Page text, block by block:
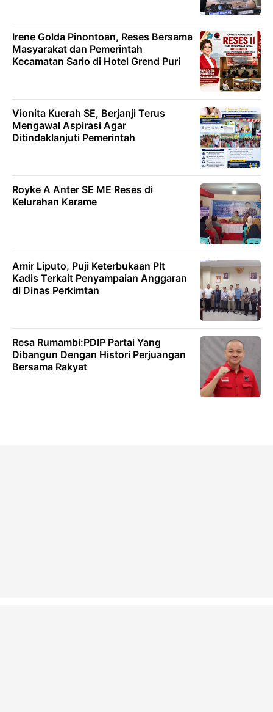
Irene Golda Pinontoan, Reses Bersama
Masyarakat dan Pemerintah
Kecamatan Sario di Hotel Grend Puri
Vionita Kuerah SE, Berjanji Terus
Mengawal Aspirasi Agar
Ditindaklanjuti Pemerintah
Royke A Anter SE ME Reses di
Kelurahan Karame
Amir Liputo, Puji Keterbukaan Plt
Kadis Terkait Penyampaian Anggaran
di Dinas Perkimtan
Resa Rumambi:PDIP Partai Yang
Dibangun Dengan Histori Perjuangan
Bersama Rakyat